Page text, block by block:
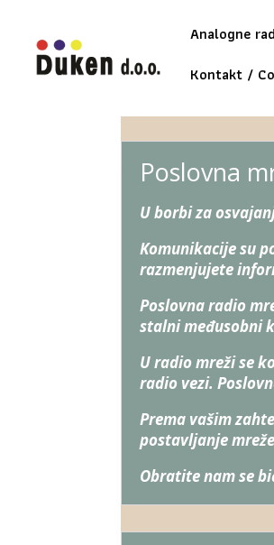
Analogne
Kontakt /
Poslovna
U borbi za
Komunikacije su
razmenjujete
Poslovna radio
stalni međusobni
U radio mreži se
radio vezi.
Prema vašim
postavljanje
Obratite nam se